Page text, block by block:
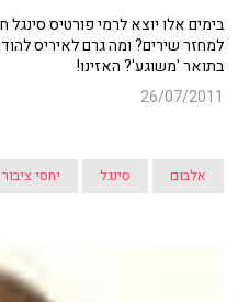
בימים אלו יוצא לרמי פורטיס
למחזר שירים? ומה גרם לאיריס
בתואר 'משוגע'? האזינו!
26/07/2011
אלבום סינגל יחסי ציבור